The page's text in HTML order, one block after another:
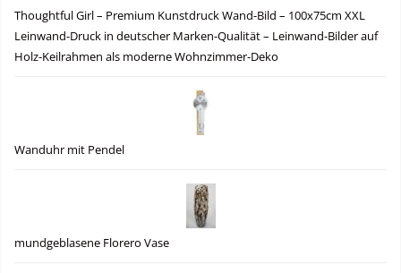
Thoughtful Girl – Premium Kunstdruck Wand-Bild – 100x75cm XXL
Leinwand-Druck in deutscher Marken-Qualität – Leinwand-Bilder auf
Holz-Keilrahmen als moderne Wohnzimmer-Deko
Wanduhr mit Pendel
mundgeblasene Florero Vase